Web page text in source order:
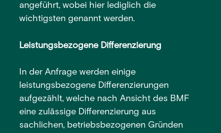
angeführt, wobei hier lediglich die
wichtigsten genannt werden.
Leistungsbezogene Differenzierung
In der Anfrage werden einige
leistungsbezogene Differenzierungen
aufgezählt, welche nach Ansicht des BMF
eine zulässige Differenzierung aus
sachlichen, betriebsbezogenen Gründen